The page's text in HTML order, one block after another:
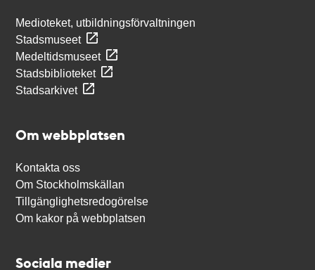
Medioteket, utbildningsförvaltningen
Stadsmuseet
Medeltidsmuseet
Stadsbiblioteket
Stadsarkivet
Om webbplatsen
Kontakta oss
Om Stockholmskällan
Tillgänglighetsredogörelse
Om kakor på webbplatsen
Sociala medier